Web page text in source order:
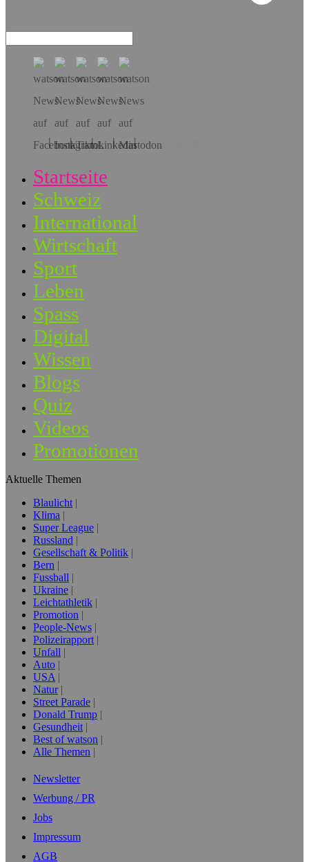
Hol dir die App!
Startseite
Schweiz
International
Wirtschaft
Sport
Leben
Spass
Digital
Wissen
Blogs
Quiz
Videos
Promotionen
Aktuelle Themen
Blaulicht
Klima
Super League
Russland
Gesellschaft & Politik
Bern
Fussball
Ukraine
Leichtathletik
Promotion
People-News
Polizeirapport
Unfall
Auto
USA
Natur
Street Parade
Donald Trump
Gesundheit
Best of watson
Alle Themen
Newsletter
Werbung / PR
Jobs
Impressum
AGB